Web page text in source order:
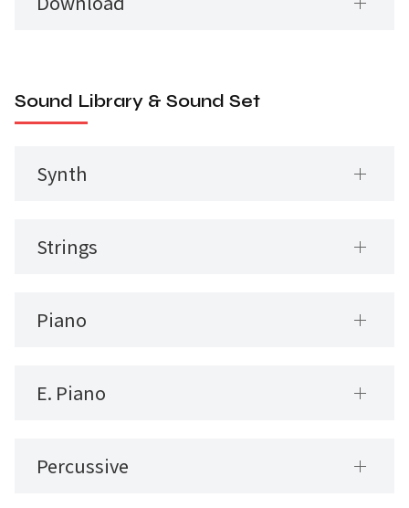
Sound Library & Sound Set
Synth
Strings
Piano
E. Piano
Percussive